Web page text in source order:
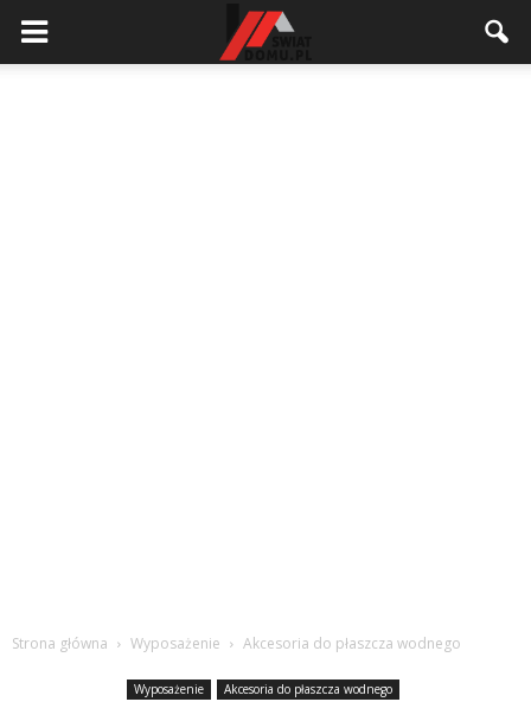
Strona główna Wyposażenie Akcesoria do płaszcza wodnego
Wyposażenie Akcesoria do płaszcza wodnego